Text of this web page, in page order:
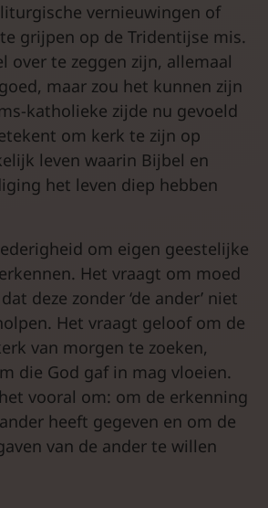
vernieuwingen of
grijpen op de Tridentijse mis.
over te zeggen zijn, allemaal
maar zou het kunnen zijn
katholieke zijde nu gevoeld
om kerk te zijn op
leven waarin Bijbel en
het leven diep hebben
om eigen geestelijke
Het vraagt om moed
deze zonder ‘de ander’ niet
Het vraagt geloof om de
van morgen te zoeken,
die God gaf in mag vloeien.
vooral om: om de erkenning
heeft gegeven en om de
van de ander te willen